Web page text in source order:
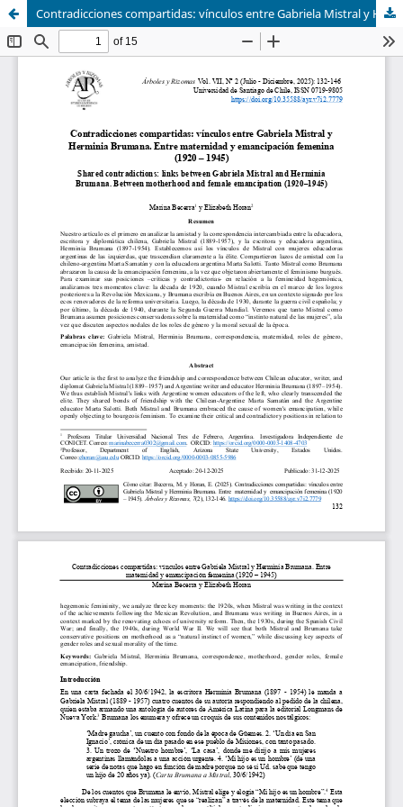
Contradicciones compartidas: vínculos entre Gabriela Mistral y Herminia Brumana. Entre maternidad y emancipación femenina (1920-1945)